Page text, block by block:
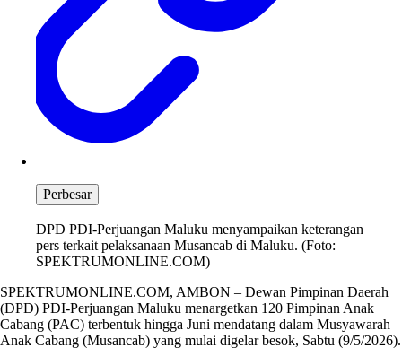
Perbesar
DPD PDI-Perjuangan Maluku menyampaikan keterangan
pers terkait pelaksanaan Musancab di Maluku. (Foto:
SPEKTRUMONLINE.COM)
SPEKTRUMONLINE.COM, AMBON – Dewan Pimpinan Daerah
(DPD) PDI-Perjuangan Maluku menargetkan 120 Pimpinan Anak
Cabang (PAC) terbentuk hingga Juni mendatang dalam Musyawarah
Anak Cabang (Musancab) yang mulai digelar besok, Sabtu (9/5/2026).